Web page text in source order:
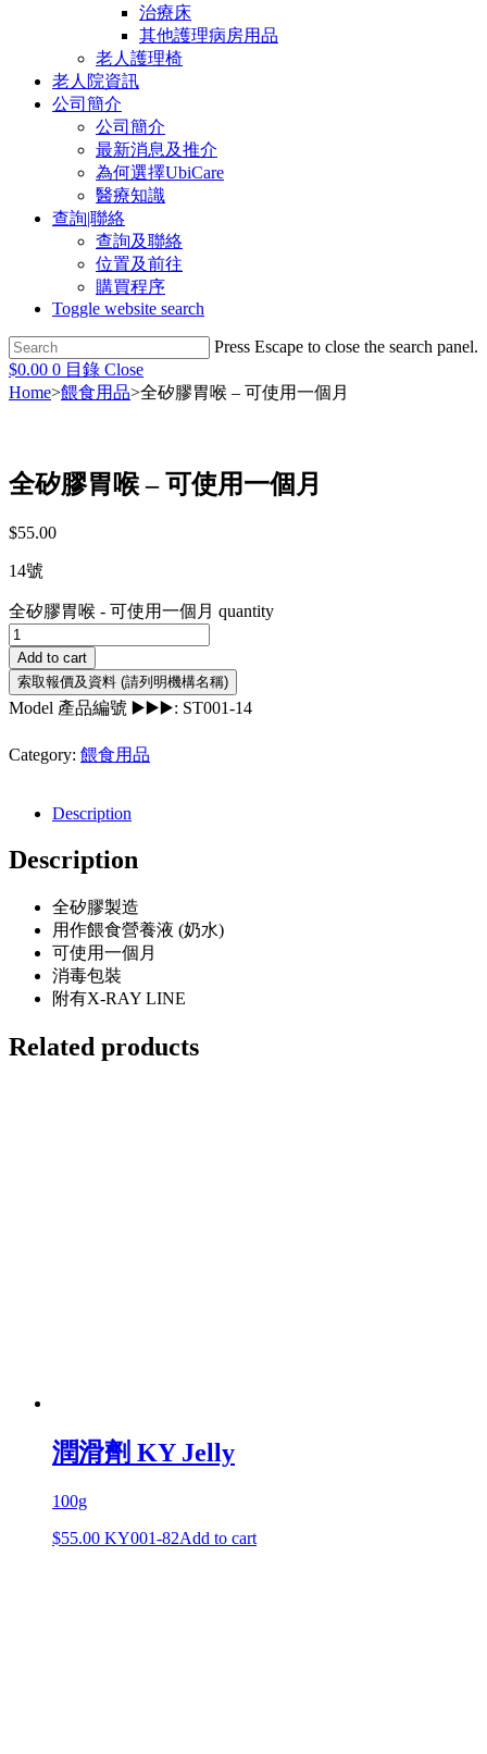
治療床
其他護理病房用品
老人護理椅
老人院資訊
公司簡介
公司簡介
最新消息及推介
為何選擇UbiCare
醫療知識
查詢|聯絡
查詢及聯絡
位置及前往
購買程序
Toggle website search
Press Escape to close the search panel.
$0.00 0 目錄 Close
Home>餵食用品>全矽膠胃喉 – 可使用一個月
全矽膠胃喉 – 可使用一個月
$55.00
14號
全矽膠胃喉 - 可使用一個月 quantity
Add to cart
Model 產品編號 ▶️▶️▶️: ST001-14
Category: 餵食用品
Description
Description
全矽膠製造
用作餵食營養液 (奶水)
可使用一個月
消毒包裝
附有X-RAY LINE
Related products
潤滑劑 KY Jelly
100g
$55.00 KY001-82Add to cart